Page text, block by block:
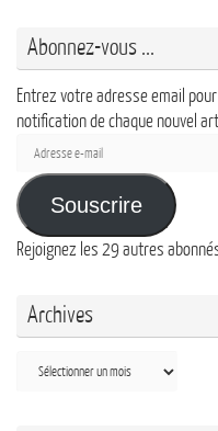
Abonnez-vous ...
Entrez votre adresse email
notification de chaque nouvel
Adresse
mail
Souscrire
Rejoignez les 29 autres
Archives
Archives